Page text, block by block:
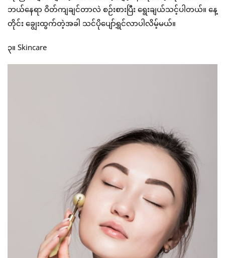
ဘယ်နေရာ ဝိတ်ကျချင်တာလဲ စဉ်းစားပြီး ရွေးချယ်သင့်ပါတယ်။ နေ့
တိုင်း ချွေးထွက်တဲ့အခါ သင်ပိုပျော်ရွှင်လာပါလိမ့်မယ်။
၃။ Skincare